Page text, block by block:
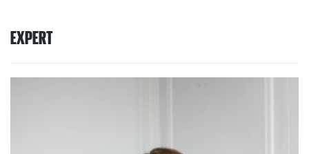
EXPERT